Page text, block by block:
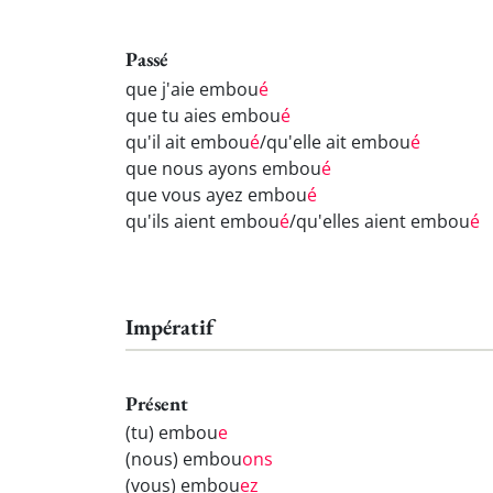
Passé
que j'aie emboué
que tu aies emboué
qu'il ait emboué/qu'elle ait emboué
que nous ayons emboué
que vous ayez emboué
qu'ils aient emboué/qu'elles aient emboué
Impératif
Présent
(tu) emboue
(nous) embouons
(vous) embouez